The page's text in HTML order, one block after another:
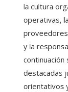
la cultura
operativas,
y la
continuación
destacadas
orientativos